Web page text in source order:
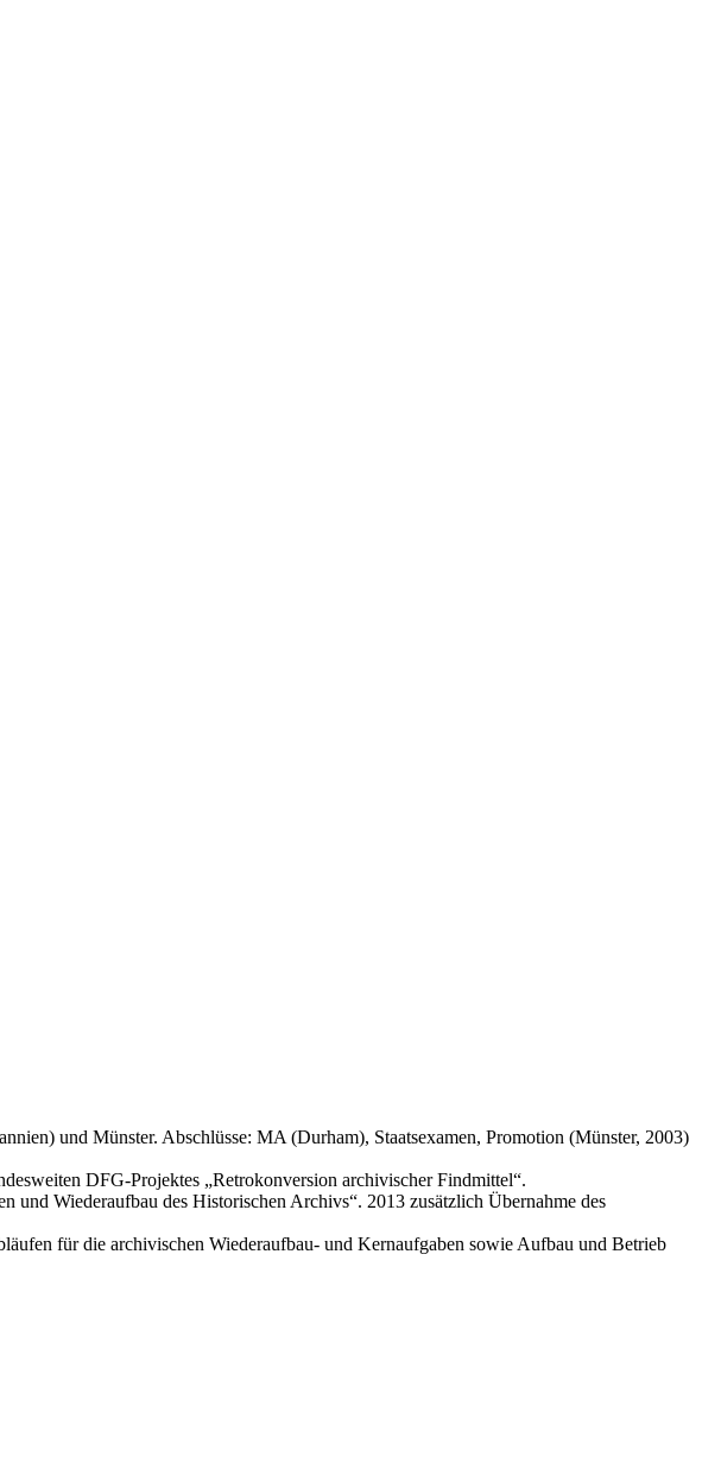
und Münster. Abschlüsse: MA (Durham), Staatsexamen, Promotion (Münster, 2003)
DFG-Projektes „Retrokonversion archivischer Findmittel“.
und Wiederaufbau des Historischen Archivs“. 2013 zusätzlich Übernahme des
für die archivischen Wiederaufbau- und Kernaufgaben sowie Aufbau und Betrieb